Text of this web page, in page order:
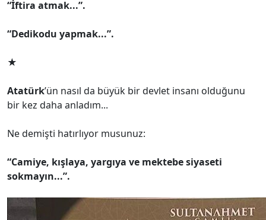
“İftira atmak...”.
“Dedikodu yapmak...”.
★
Atatürk’ün nasıl da büyük bir devlet insanı olduğunu
bir kez daha anladım...
Ne demişti hatırlıyor musunuz:
“Camiye, kışlaya, yargıya ve mektebe siyaseti
sokmayın...”.